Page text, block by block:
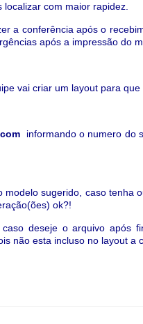
localizar com maior rapidez.
a conferência após o
após a impressão do
vai criar um layout para
informando o numero do
modelo sugerido, caso tenha
ok?!
deseje o arquivo após
não esta incluso no layout a